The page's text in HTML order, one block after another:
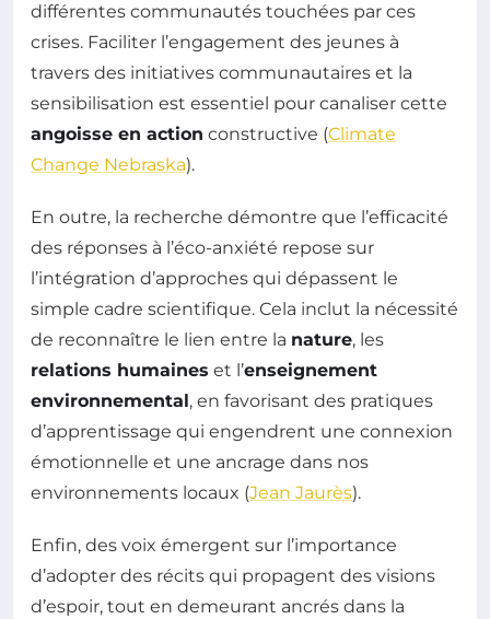
différentes communautés touchées par ces
crises. Faciliter l’engagement des jeunes à
travers des initiatives communautaires et la
sensibilisation est essentiel pour canaliser cette
angoisse en action constructive (Climate
Change Nebraska).
En outre, la recherche démontre que l’efficacité
des réponses à l’éco-anxiété repose sur
l’intégration d’approches qui dépassent le
simple cadre scientifique. Cela inclut la nécessité
de reconnaître le lien entre la nature, les
relations humaines et l’enseignement
environnemental, en favorisant des pratiques
d’apprentissage qui engendrent une connexion
émotionnelle et une ancrage dans nos
environnements locaux (Jean Jaurès).
Enfin, des voix émergent sur l’importance
d’adopter des récits qui propagent des visions
d’espoir, tout en demeurant ancrés dans la